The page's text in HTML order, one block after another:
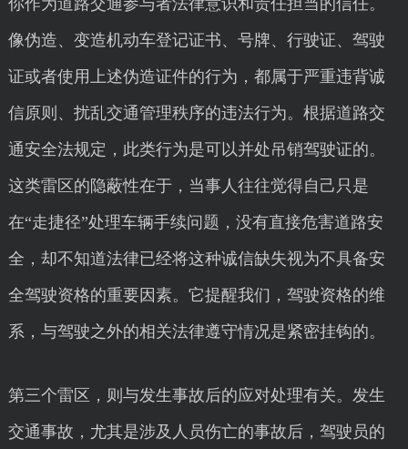
你作为道路交通参与者法律意识和责任担当的信任。
像伪造、变造机动车登记证书、号牌、行驶证、驾驶
证或者使用上述伪造证件的行为，都属于严重违背诚
信原则、扰乱交通管理秩序的违法行为。根据道路交
通安全法规定，此类行为是可以并处吊销驾驶证的。
这类雷区的隐蔽性在于，当事人往往觉得自己只是
在“走捷径”处理车辆手续问题，没有直接危害道路安
全，却不知道法律已经将这种诚信缺失视为不具备安
全驾驶资格的重要因素。它提醒我们，驾驶资格的维
系，与驾驶之外的相关法律遵守情况是紧密挂钩的。
第三个雷区，则与发生事故后的应对处理有关。发生
交通事故，尤其是涉及人员伤亡的事故后，驾驶员的